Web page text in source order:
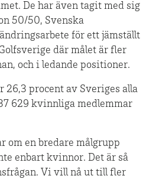
De har även tagit med sig
50/50, Svenska
för ett jämställt
där målet är fler
och i ledande positioner.
26,3 procent av Sveriges alla
629 kvinnliga medlemmar
om en bredare målgrupp
enbart kvinnor. Det är så
Vi vill nå ut till fler